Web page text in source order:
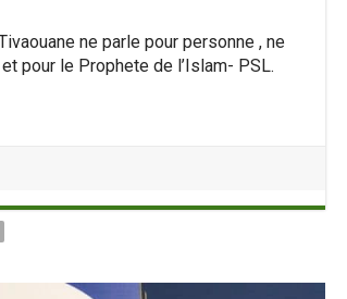
ne parle pour personne , ne
pour le Prophete de l’Islam- PSL.